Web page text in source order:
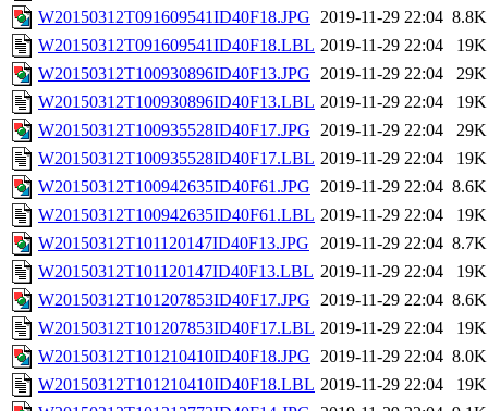
W20150312T091609541ID40F18.JPG 2019-11-29 22:04 8.8K
W20150312T091609541ID40F18.LBL 2019-11-29 22:04
19K
W20150312T100930896ID40F13.JPG 2019-11-29 22:04
29K
W20150312T100930896ID40F13.LBL 2019-11-29 22:04
19K
W20150312T100935528ID40F17.JPG 2019-11-29 22:04
29K
W20150312T100935528ID40F17.LBL 2019-11-29 22:04
19K
W20150312T100942635ID40F61.JPG 2019-11-29 22:04 8.6K
W20150312T100942635ID40F61.LBL 2019-11-29 22:04
19K
W20150312T101120147ID40F13.JPG
2019-11-29 22:04 8.7K
W20150312T101120147ID40F13.LBL 2019-11-29 22:04
19K
W20150312T101207853ID40F17.JPG 2019-11-29 22:04 8.6K
W20150312T101207853ID40F17.LBL 2019-11-29 22:04
19K
W20150312T101210410ID40F18.JPG 2019-11-29 22:04 8.0K
W20150312T101210410ID40F18.LBL 2019-11-29 22:04
19K